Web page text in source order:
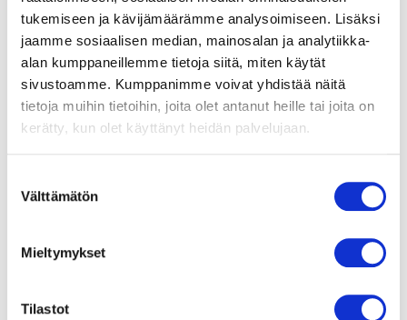
tukemiseen ja kävijämäärämme analysoimiseen. Lisäksi
jaamme sosiaalisen median, mainosalan ja analytiikka-
alan kumppaneillemme tietoja siitä, miten käytät
sivustoamme. Kumppanimme voivat yhdistää näitä
tietoja muihin tietoihin, joita olet antanut heille tai joita on
kerätty, kun olet käyttänyt heidän palvelujaan.
valinta
Välttämätön
Mieltymykset
Tilastot
Linkki Tampereen hinnastoon
Etävastaanotot ovat saatavilla tietyissä tilanteissa,
kysy etävastaanottomahdollisuudesta puhelimitse
ajanvarauksesta.
yksityisvastaanotolla